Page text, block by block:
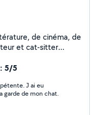
de cinéma, de
et cat-sitter
de rejoindre la petite
5/5
J ai eu
garde de mon chat.